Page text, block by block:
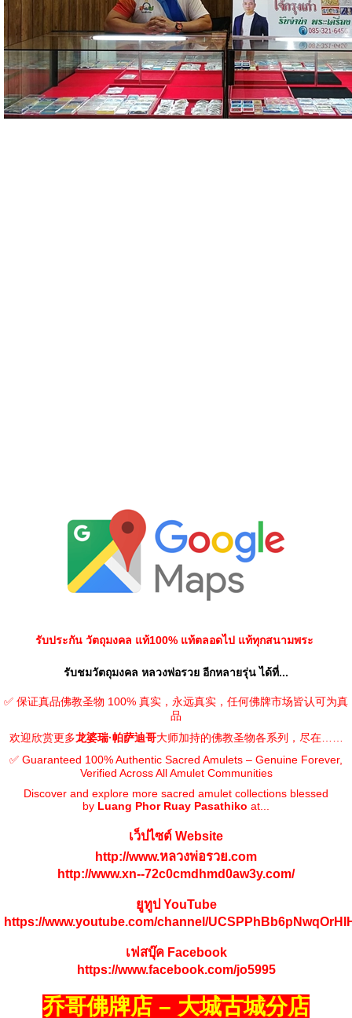
รับประกัน วัตถุมงคล แท้100% แท้ตลอดไป แท้ทุกสนามพระ
รับชมวัตถุมงคล หลวงพ่อรวย อีกหลายรุ่น ได้ที่...
✅ 保证真品佛教圣物 100% 真实，永远真实，任何佛牌市场皆认可为真
品
欢迎欣赏更多龙婆瑞·帕萨迪哥大师加持的佛教圣物各系列，尽在……
✅ Guaranteed 100% Authentic Sacred Amulets – Genuine Forever,
Verified Across All Amulet Communities
Discover and explore more sacred amulet collections blessed
by Luang Phor Ruay Pasathiko at...
เว็ปไซต์ Website
http://www.หลวงพ่อรวย.com
http://www.xn--72c0cmdhmd0aw3y.com/
ยูทูป YouTube
https://www.youtube.com/channel/
เฟสบุ๊ค Facebook
https://www.facebook.com/jo5995
乔哥佛牌店 – 大城古城分店